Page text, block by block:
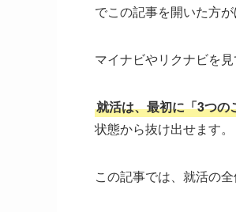
でこの記事を開いた方
マイナビやリクナビを
就活は、最初に「3つの
状態から抜け出せます。
この記事では、就活の